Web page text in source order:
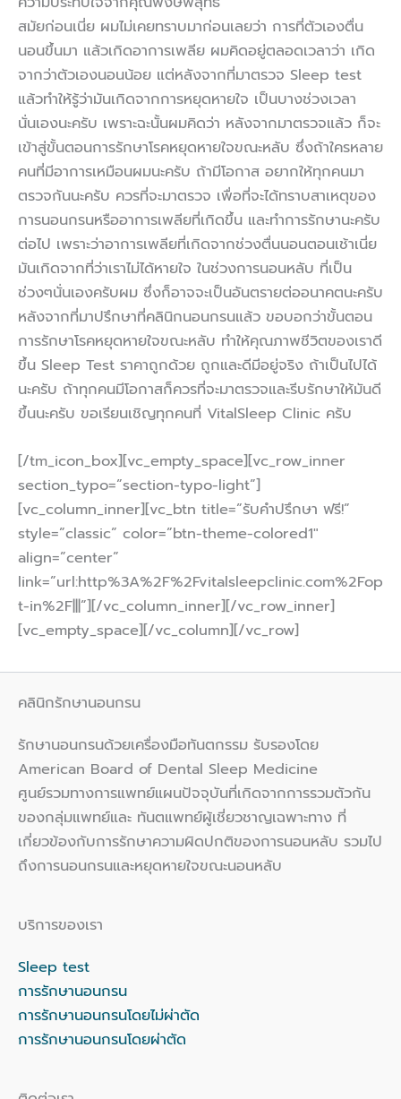
สมัยก่อนเนี่ย ผมไม่เคยทราบมาก่อนเลยว่า การที่ตัวเองตื่น
นอนขึ้นมา แล้วเกิดอาการเพลีย ผมคิดอยู่ตลอดเวลาว่า เกิด
จากว่าตัวเองนอนน้อย แต่หลังจากที่มาตรวจ Sleep test
แล้วทำให้รู้ว่ามันเกิดจากการหยุดหายใจ เป็นบางช่วงเวลา
นั่นเองนะครับ เพราะฉะนั้นผมคิดว่า หลังจากมาตรวจแล้ว ก็จะ
เข้าสู่ขั้นตอนการรักษาโรคหยุดหายใจขณะหลับ ซึ่งถ้าใครหลาย
คนที่มีอาการเหมือนผมนะครับ ถ้ามีโอกาส อยากให้ทุกคนมา
ตรวจกันนะครับ ควรที่จะมาตรวจ เพื่อที่จะได้ทราบสาเหตุของ
การนอนกรนหรืออาการเพลียที่เกิดขึ้น และทำการรักษานะครับ
ต่อไป เพราะว่าอาการเพลียที่เกิดจากช่วงตื่นนอนตอนเช้าเนี่ย
มันเกิดจากที่ว่าเราไม่ได้หายใจ ในช่วงการนอนหลับ ที่เป็น
ช่วงๆนั่นเองครับผม ซึ่งก็อาจจะเป็นอันตรายต่ออนาคตนะครับ
หลังจากที่มาปรึกษาที่คลินิกนอนกรนแล้ว ขอบอกว่าขั้นตอน
การรักษาโรคหยุดหายใจขณะหลับ ทำให้คุณภาพชีวิตของเราดี
ขึ้น Sleep Test ราคาถูกด้วย ถูกและดีมีอยู่จริง ถ้าเป็นไปได้
นะครับ ถ้าทุกคนมีโอกาสก็ควรที่จะมาตรวจและรีบรักษาให้มันดี
ขึ้นนะครับ ขอเรียนเชิญทุกคนที่ VitalSleep Clinic ครับ
[/tm_icon_box][vc_empty_space][vc_row_inner
section_typo=”section-typo-light”]
[vc_column_inner][vc_btn title=”รับคำปรึกษา ฟรี!”
style=”classic” color=”btn-theme-colored1″
align=”center”
link=”url:http%3A%2F%2Fvitalsleepclinic.com%2Fop
t-in%2F|||”][/vc_column_inner][/vc_row_inner]
[vc_empty_space][/vc_column][/vc_row]
คลินิกรักษานอนกรน
รักษานอนกรนด้วยเครื่องมือทันตกรรม รับรองโดย
American Board of Dental Sleep Medicine
ศูนย์รวมทางการแพทย์แผนปัจจุบันที่เกิดจากการรวมตัวกัน
ของกลุ่มแพทย์และ ทันตแพทย์ผู้เชี่ยวชาญเฉพาะทาง ที่
เกี่ยวข้องกับการรักษาความผิดปกติของการนอนหลับ รวมไป
ถึงการนอนกรนและหยุดหายใจขณะนอนหลับ
บริการของเรา
Sleep test
การรักษานอนกรน
การรักษานอนกรนโดยไม่ผ่าตัด
การรักษานอนกรนโดยผ่าตัด